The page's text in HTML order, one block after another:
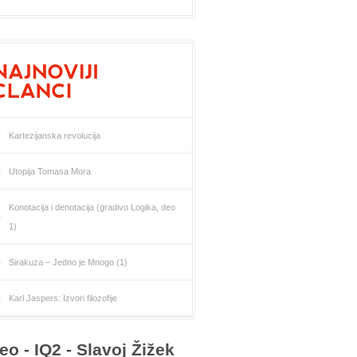
Kartezijanska revolucija
Utopija Tomasa Mora
Konotacija i denotacija (gradivo Logika, deo
1)
Sirakuza – Jedno je Mnogo (1)
Karl Jaspers: Izvori filozofije
- IQ2 - Slavoj Žižek